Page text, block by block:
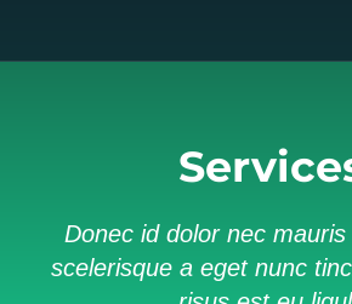
Donec id dolor nec
scelerisque a eget nunc